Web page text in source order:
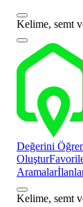
Kelime, semt
Değerini
Oluştur
Aramalar
Kelime, semt